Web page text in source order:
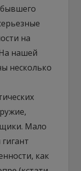
на
нашей
несколько
Мало
как